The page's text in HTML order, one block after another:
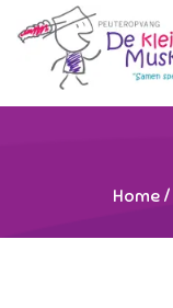
Home /